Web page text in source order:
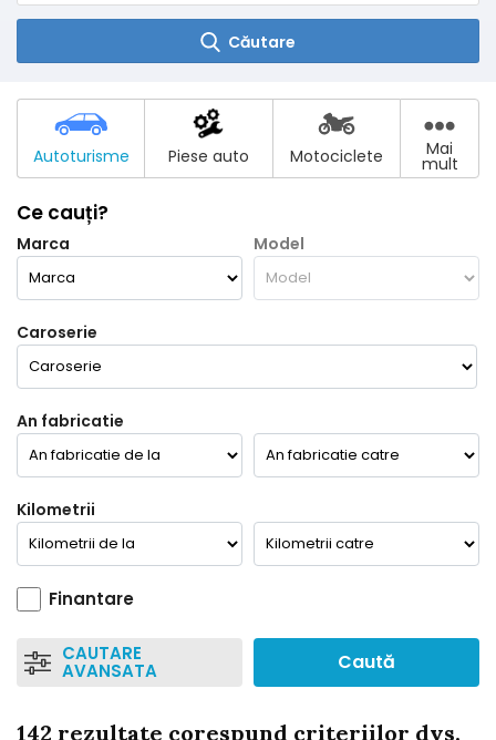
Căutare
Autoturisme Piese auto Motociclete Mai
mult
Ce cauți?
Marca Model
Caroserie
An fabricatie
Kilometrii
Finantare
CAUTARE
AVANSATA Caută
142 rezultate corespund criteriilor dvs.